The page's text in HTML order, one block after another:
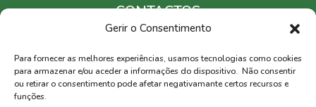
Gerir o Consentimento
Para fornecer as melhores experiências, usamos tecnologias como cookies
para armazenar e/ou aceder a informações do dispositivo. Não consentir
ou retirar o consentimento pode afetar negativamante certos recursos e
funções.
CONTACTOS
Brasil